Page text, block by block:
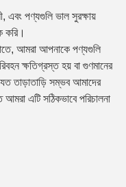
এবং পণ্যগুলি ভাল সুরক্ষায়
করি।
আমরা আপনাকে পণ্যগুলি
ক্ষতিগ্রস্ত হয় বা গুণমানের
তাড়াতাড়ি সম্ভব আমাদের
এটি সঠিকভাবে পরিচালনা